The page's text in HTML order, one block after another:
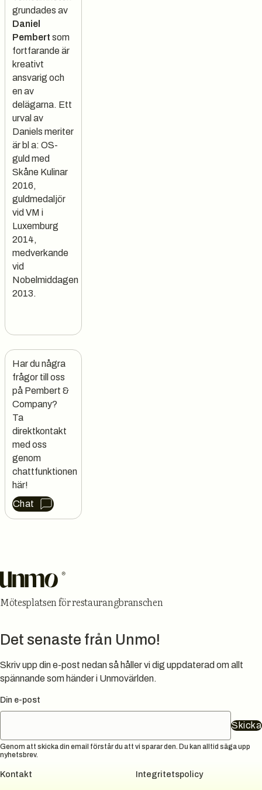
grundades av
Daniel
Pembert som
fortfarande är
kreativt
ansvarig och
en av
delägarna. Ett
urval av
Daniels meriter
är bl a: OS-
guld med
Skåne Kulinar
2016,
guldmedaljör
vid VM i
Luxemburg
2014,
medverkande
vid
Nobelmiddagen
2013.
Har du några
frågor till oss
på Pembert &
Company?
Ta
direktkontakt
med oss
genom
chattfunktionen
här!
Chat
Mötesplatsen för restaurangbranschen
Det senaste från Unmo!
Skriv upp din e-post nedan så håller vi dig uppdaterad om allt
spännande som händer i Unmovärlden.
Din e-post
Skicka
Genom att skicka din email förstår du att vi sparar den. Du kan alltid säga upp
nyhetsbrev.
Kontakt Integritetspolicy